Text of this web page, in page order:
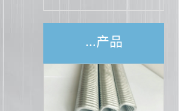
...产品